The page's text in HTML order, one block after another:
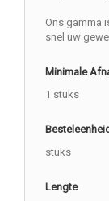
Ons gamma
snel uw
Minimale
1 stuks
stuks
Lengte